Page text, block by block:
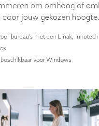
om omhoog of
door jouw gekozen hoogte.
bureau’s met een Linak,
voor Windows